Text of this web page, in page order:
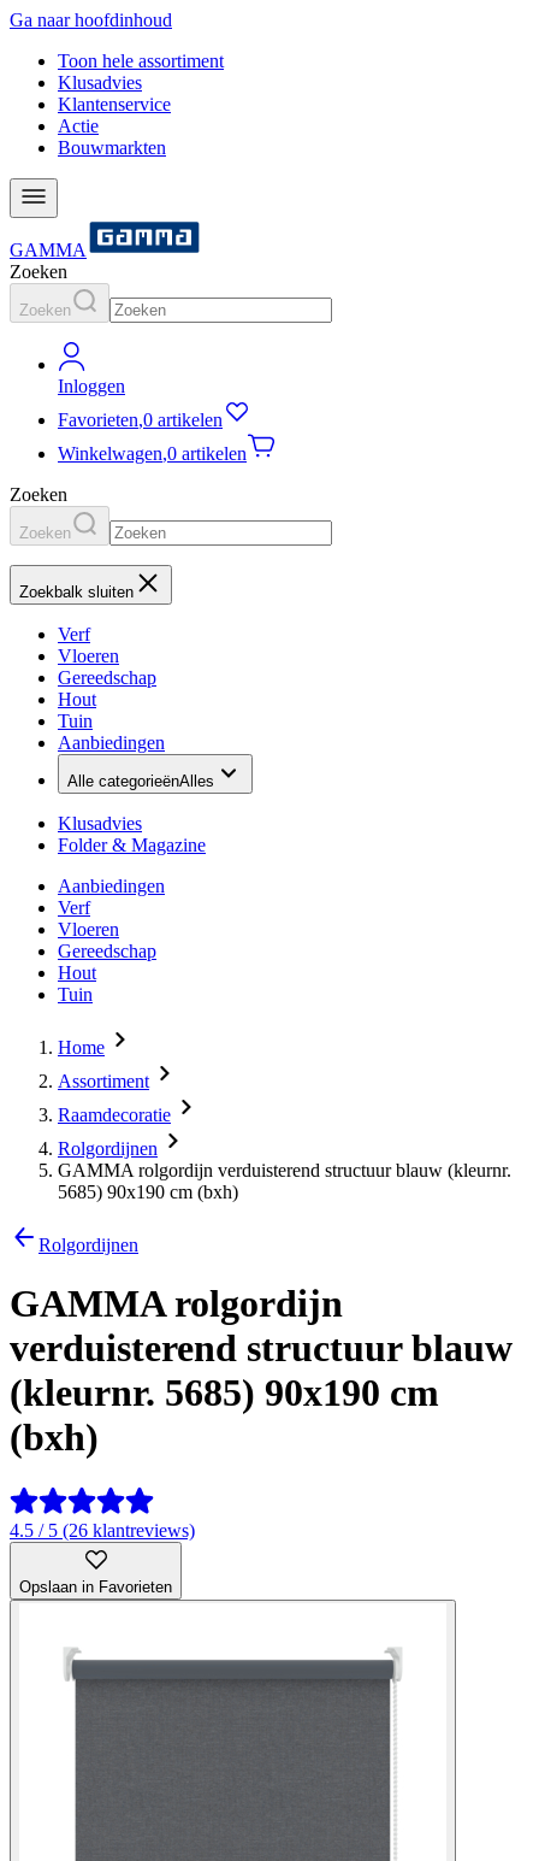
Ga naar hoofdinhoud
Toon hele assortiment
Klusadvies
Klantenservice
Actie
Bouwmarkten
GAMMA
Zoeken
Zoeken
Inloggen
Favorieten,0 artikelen
Winkelwagen,0 artikelen
Zoeken
Zoeken
Zoekbalk sluiten
Verf
Vloeren
Gereedschap
Hout
Tuin
Aanbiedingen
Alle categorieënAlles
Klusadvies
Folder & Magazine
Aanbiedingen
Verf
Vloeren
Gereedschap
Hout
Tuin
Home
Assortiment
Raamdecoratie
Rolgordijnen
GAMMA rolgordijn verduisterend structuur blauw (kleurnr.
5685) 90x190 cm (bxh)
Rolgordijnen
GAMMA rolgordijn
verduisterend structuur blauw
(kleurnr. 5685) 90x190 cm
(bxh)
4.5 / 5 (26 klantreviews)
Opslaan in Favorieten